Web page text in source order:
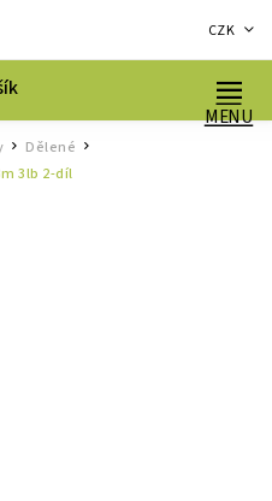
CZK
/ Dělené /
3lb 2-díl